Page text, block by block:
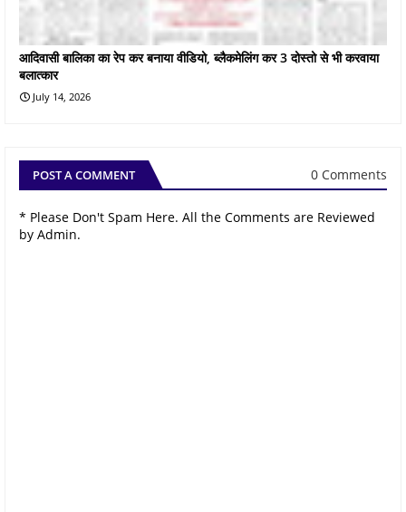
आदिवासी बालिका का रेप कर बनाया वीडियो, ब्लैकमेलिंग कर 3 दोस्तो से भी करवाया
बलात्कार
July 14, 2026
POST A COMMENT 0 Comments
* Please Don't Spam Here. All the Comments are Reviewed
by Admin.